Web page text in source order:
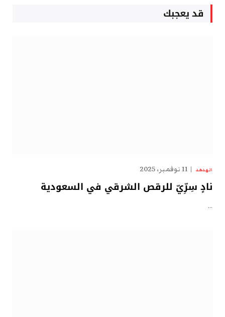
قد يعجبك
الهدهد 11 نوفمبر، 2025
نادٍ سِرِّيّ للرقص الشرقي في السعودية
…